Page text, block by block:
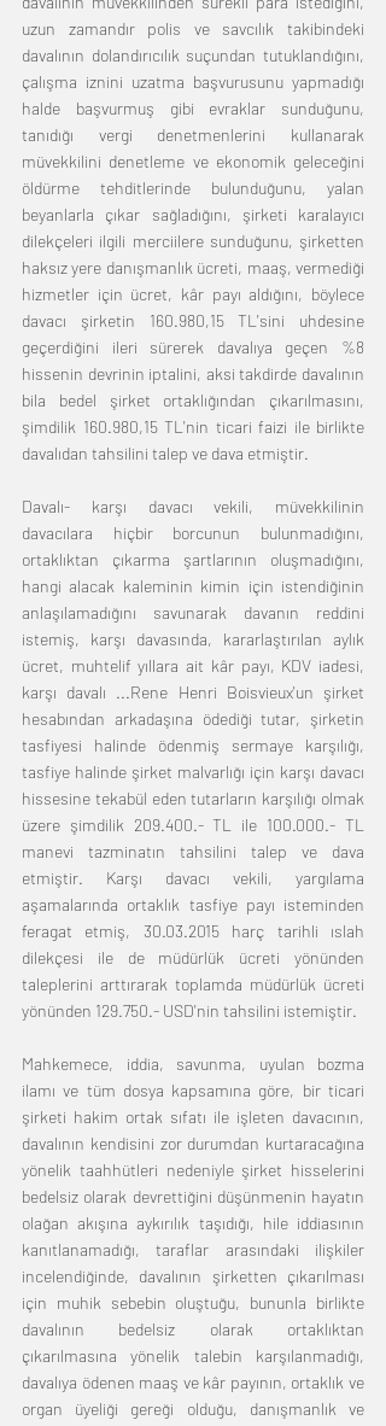
uzun zamandır polis ve savcılık takibindeki
davalının dolandırıcılık suçundan tutuklandığını,
çalışma iznini uzatma başvurusunu yapmadığı
halde başvurmuş gibi evraklar sunduğunu,
tanıdığı vergi denetmenlerini kullanarak
müvekkilini denetleme ve ekonomik geleceğini
öldürme tehditlerinde bulunduğunu, yalan
beyanlarla çıkar sağladığını, şirketi karalayıcı
dilekçeleri ilgili merciilere sunduğunu, şirketten
haksız yere danışmanlık ücreti, maaş, vermediği
hizmetler için ücret, kâr payı aldığını, böylece
davacı şirketin 160.980,15 TL'sini uhdesine
geçerdiğini ileri sürerek davalıya geçen %8
hissenin devrinin iptalini, aksi takdirde davalının
bila bedel şirket ortaklığından çıkarılmasını,
şimdilik 160.980,15 TL'nin ticari faizi ile birlikte
davalıdan tahsilini talep ve dava etmiştir.
Davalı- karşı davacı vekili, müvekkilinin
davacılara hiçbir borcunun bulunmadığını,
ortaklıktan çıkarma şartlarının oluşmadığını,
hangi alacak kaleminin kimin için istendiğinin
anlaşılamadığını savunarak davanın reddini
istemiş, karşı davasında, kararlaştırılan aylık
ücret, muhtelif yıllara ait kâr payı, KDV iadesi,
karşı davalı ...Rene Henri Boisvieux'un şirket
hesabından arkadaşına ödediği tutar, şirketin
tasfiyesi halinde ödenmiş sermaye karşılığı,
tasfiye halinde şirket malvarlığı için karşı davacı
hissesine tekabül eden tutarların karşılığı olmak
üzere şimdilik 209.400.- TL ile 100.000.- TL
manevi tazminatın tahsilini talep ve dava
etmiştir. Karşı davacı vekili, yargılama
aşamalarında ortaklık tasfiye payı isteminden
feragat etmiş, 30.03.2015 harç tarihli ıslah
dilekçesi ile de müdürlük ücreti yönünden
taleplerini arttırarak toplamda müdürlük ücreti
yönünden 129.750.- USD'nin tahsilini istemiştir.
Mahkemece, iddia, savunma, uyulan bozma
ilamı ve tüm dosya kapsamına göre, bir ticari
şirketi hakim ortak sıfatı ile işleten davacının,
davalının kendisini zor durumdan kurtaracağına
yönelik taahhütleri nedeniyle şirket hisselerini
bedelsiz olarak devrettiğini düşünmenin hayatın
olağan akışına aykırılık taşıdığı, hile iddiasının
kanıtlanamadığı, taraflar arasındaki ilişkiler
incelendiğinde, davalının şirketten çıkarılması
için muhik sebebin oluştuğu, bununla birlikte
davalının bedelsiz olarak ortaklıktan
çıkarılmasına yönelik talebin karşılanmadığı,
davalıya ödenen maaş ve kâr payının, ortaklık ve
organ üyeliği gereği olduğu, danışmanlık ve